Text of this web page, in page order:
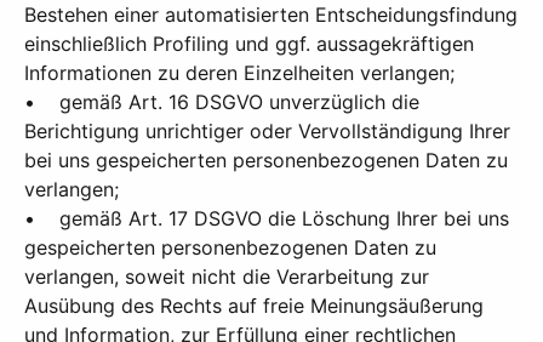
Bestehen einer automatisierten Entscheidungsfindung
einschließlich Profiling und ggf. aussagekräftigen
Informationen zu deren Einzelheiten verlangen;
• gemäß Art. 16 DSGVO unverzüglich die
Berichtigung unrichtiger oder Vervollständigung Ihrer
bei uns gespeicherten personenbezogenen Daten zu
verlangen;
• gemäß Art. 17 DSGVO die Löschung Ihrer bei uns
gespeicherten personenbezogenen Daten zu
verlangen, soweit nicht die Verarbeitung zur
Ausübung des Rechts auf freie Meinungsäußerung
und Information, zur Erfüllung einer rechtlichen